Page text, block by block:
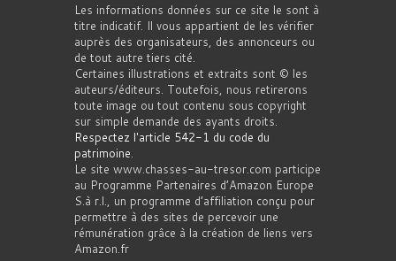
Les informations données sur ce site le sont à
titre indicatif. Il vous appartient de les vérifier
auprès des organisateurs, des annonceurs ou
de tout autre tiers cité.
Certaines illustrations et extraits sont © les
auteurs/éditeurs. Toutefois, nous retirerons
toute image ou tout contenu sous copyright
sur simple demande des ayants droits.
Respectez l'article 542-1 du code du
patrimoine
Le site www.chasses-au-tresor.com participe
au Programme Partenaires d’Amazon Europe
S.à r.l., un programme d’affiliation conçu pour
permettre à des sites de percevoir une
rémunération grâce à la création de liens vers
Amazon.fr